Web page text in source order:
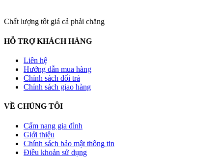
Chất lượng tốt giá cả phải chăng
HỖ TRỢ KHÁCH HÀNG
Liên hệ
Hướng dẫn mua hàng
Chính sách đổi trả
Chính sách giao hàng
VỀ CHÚNG TÔI
Cẩm nang gia đình
Giới thiệu
Chính sách bảo mật thông tin
Điều khoản sử dụng